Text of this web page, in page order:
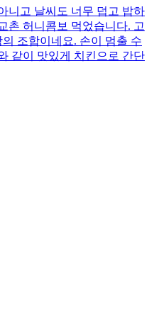
니고 날씨도 너무 덥고 밥하
촌 허니콤보 먹었습니다. 고
조합이네요. 손이 멈출 수
같이 맛있게 치킨으로 간단